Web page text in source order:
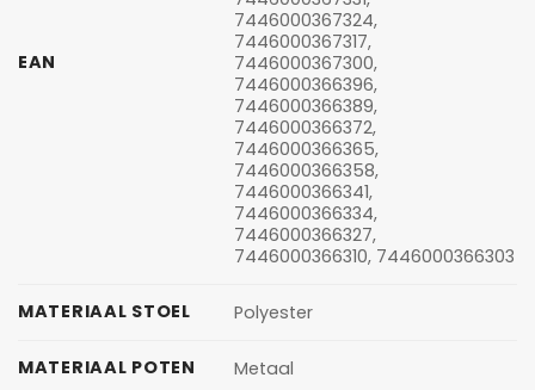
EAN
7446000367324,
7446000367317,
7446000367300,
7446000366396,
7446000366389,
7446000366372,
7446000366365,
7446000366358,
7446000366341,
7446000366334,
7446000366327,
7446000366310, 7446000366303
MATERIAAL STOEL Polyester
MATERIAAL POTEN Metaal